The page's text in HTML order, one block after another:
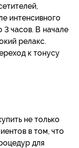
интенсивного
3 часов. В начале
релакс.
к тонусу
не только
в том, что
для